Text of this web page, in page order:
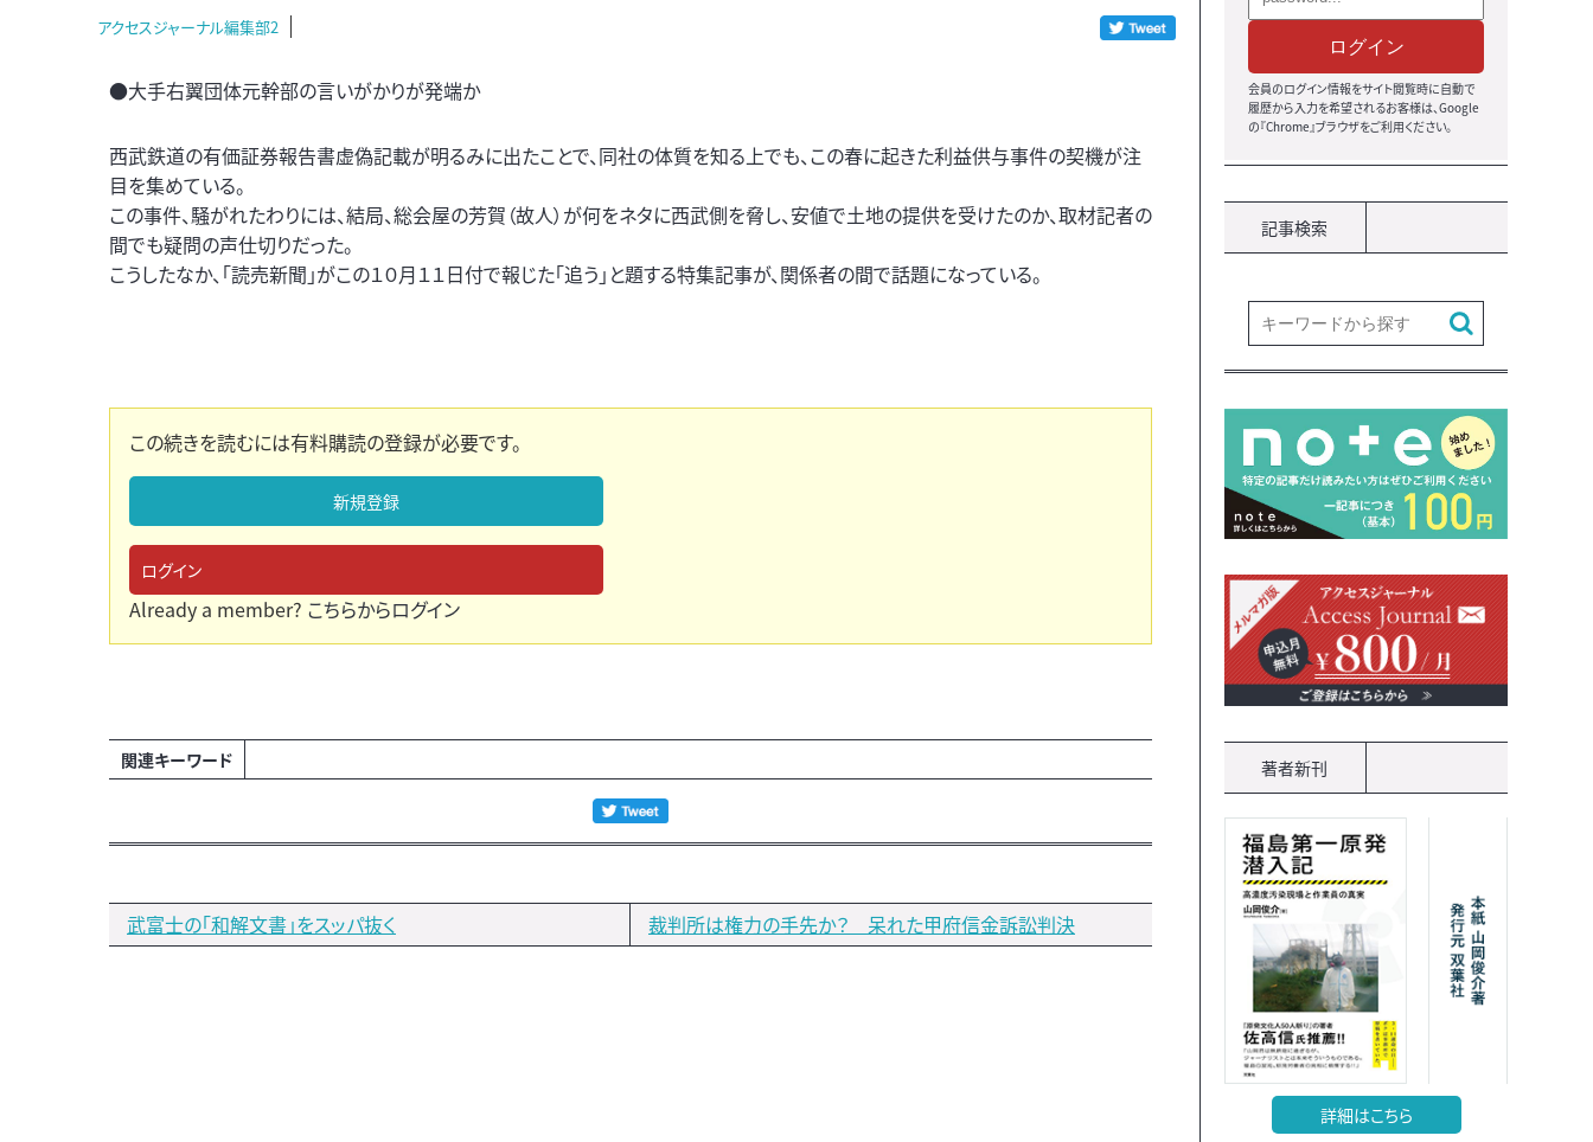
アクセスジャーナル編集部2
●大手右翼団体元幹部の言いがかりが発端か
西武鉄道の有価証券報告書虚偽記載が明るみに出たことで、同社の体質を知る上でも、この春に起きた利益供与事件の契機が注
目を集めている。
この事件、騒がれたわりには、結局、総会屋の芳賀（故人）が何をネタに西武側を脅し、安値で土地の提供を受けたのか、取材記者の
間でも疑問の声仕切りだった。
こうしたなか、「読売新聞」がこの１０月１１日付で報じた「追う」と題する特集記事が、関係者の間で話題になっている。
この続きを読むには有料購読の登録が必要です。
新規登録
ログイン
Already a member? こちらからログイン
関連キーワード
武富士の「和解文書」をスッパ抜く 裁判所は権力の手先か？ 呆れた甲府信金訴訟判決
ログイン
会員のログイン情報をサイト閲覧時に自動で
履歴から入力を希望されるお客様は、Google
の『Chrome』ブラウザをご利用ください。
記事検索
著者新刊
詳細はこちら